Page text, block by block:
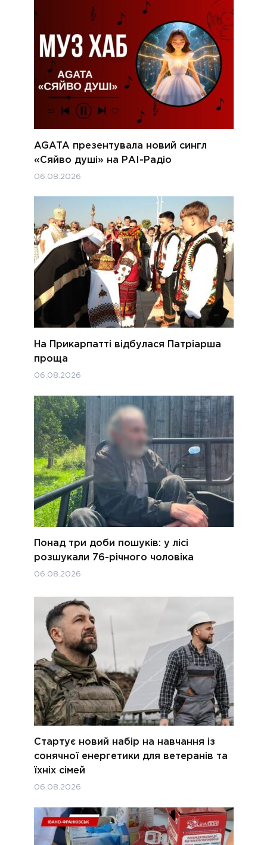
AGATA презентувала новий сингл
«Сяйво душі» на РАІ-Радіо
06.08.2026
На Прикарпатті відбулася Патріарша
проща
06.08.2026
Понад три доби пошуків: у лісі
розшукали 76-річного чоловіка
06.08.2026
Стартує новий набір на навчання із
сонячної енергетики для ветеранів та
їхніх сімей
06.08.2026